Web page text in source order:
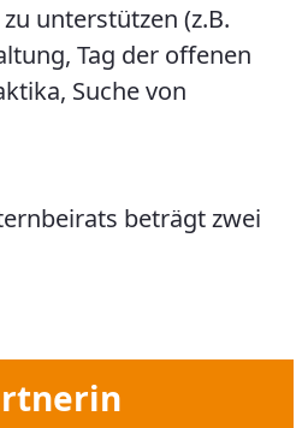
unterstützen (z.B.
Tag der offenen
Suche von
beträgt zwei